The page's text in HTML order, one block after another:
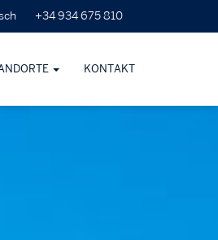
+34 934 675 810
KONTAKT